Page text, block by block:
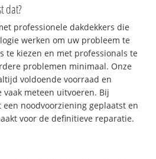
dat?
professionele dakdekkers die
werken om uw probleem te
te kiezen en met professionals te
problemen minimaal. Onze
voldoende voorraad en
meteen uitvoeren. Bij
noodvoorziening geplaatst en
voor de definitieve reparatie.